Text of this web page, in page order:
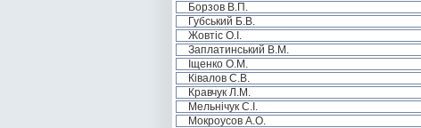
Борзов В.П.
Губський Б.В.
Жовтіс О.І.
Заплатинський В.М.
Іщенко О.М.
Ківалов С.В.
Кравчук Л.М.
Мельнічук С.І.
Мокроусов А.О.